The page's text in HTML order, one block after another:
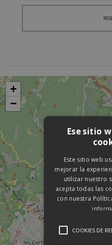
+
−
Ese sitio
Este sitio web
mejorar la
utilizar nuestro
acepta todas las
con nuestra
COOKIES DE